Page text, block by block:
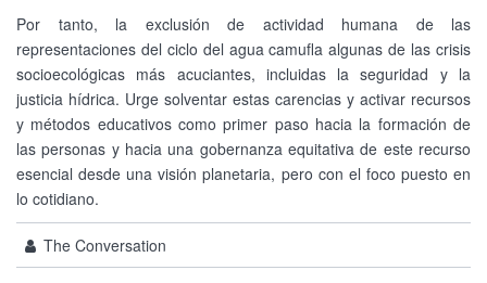
Por tanto, la exclusión de actividad humana de las
representaciones del ciclo del agua camufla algunas de las crisis
socioecológicas más acuciantes, incluidas la seguridad y la
justicia hídrica. Urge solventar estas carencias y activar recursos
y métodos educativos como primer paso hacia la formación de
las personas y hacia una gobernanza equitativa de este recurso
esencial desde una visión planetaria, pero con el foco puesto en
lo cotidiano.
The Conversation